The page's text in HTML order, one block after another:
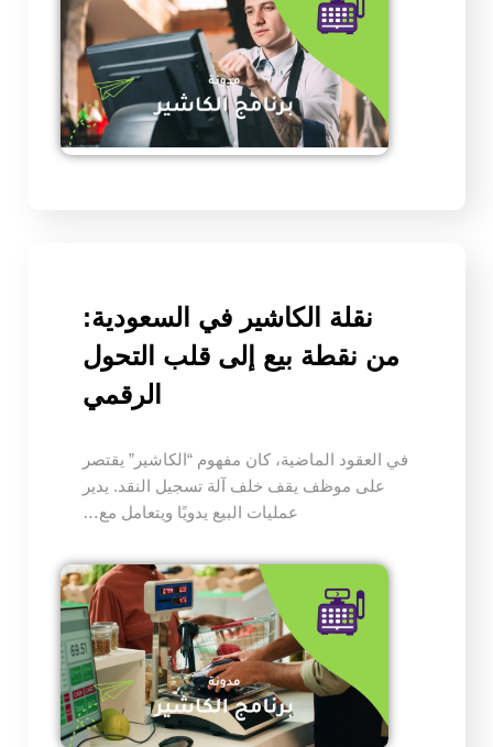
نقلة الكاشير في السعودية:
من نقطة بيع إلى قلب التحول
الرقمي
في العقود الماضية، كان مفهوم “الكاشير” يقتصر
على موظف يقف خلف آلة تسجيل النقد. يدير
عمليات البيع يدويًا ويتعامل مع…